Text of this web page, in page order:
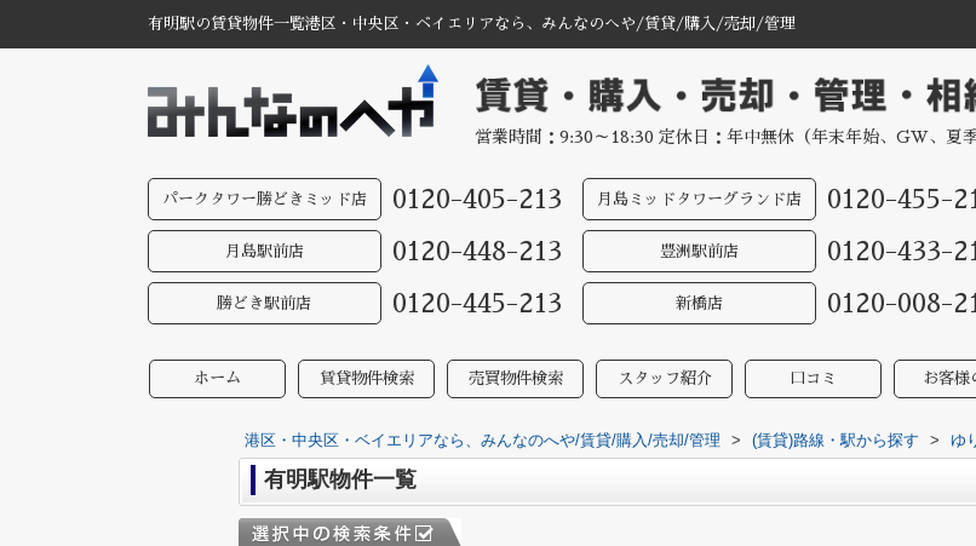
有明駅の賃貸物件一覧港区・中央区・ベイエリアなら、みんなのへや/賃貸/購入/売却/管理
営業時間：9:30～18:30 定休日：年中無休（年末年始、GW、夏季
パークタワー勝どきミッド店 0120-405-213 月島ミッドタワーグランド店 0120-455-
月島駅前店 0120-448-213 豊洲駅前店 0120-433-
勝どき駅前店 0120-445-213 新橋店 0120-008-
ホーム 賃貸物件検索 売買物件検索 スタッフ紹介 口コミ お客様
港区・中央区・ベイエリアなら、みんなのへや/賃貸/購入/売却/管理 > (賃貸)路線・駅から探す > ゆ
有明駅物件一覧